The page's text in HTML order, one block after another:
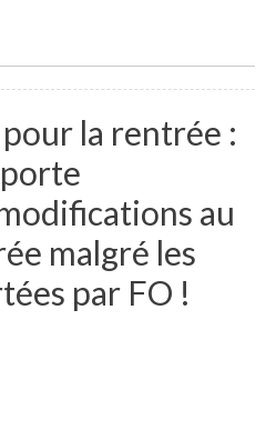
la rentrée :
au
malgré les
par FO !